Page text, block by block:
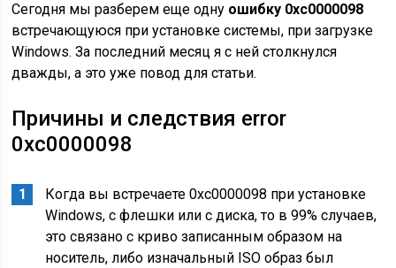
Сегодня мы разберем еще одну ошибку 0xc0000098
встречающуюся при установке системы, при загрузке
Windows. За последний месяц я с ней столкнулся
дважды, а это уже повод для статьи.
Причины и следствия error
0xc0000098
Когда вы встречаете 0xc0000098 при установке
Windows, с флешки или с диска, то в 99% случаев,
это связано с криво записанным образом на
носитель, либо изначальный ISO образ был